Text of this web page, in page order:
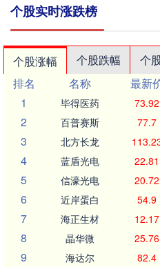
个股实时涨跌榜
个股涨幅 个股跌幅 个
排名
名称 最新
1
毕得医药 73.92
2 百普赛斯 77.7
3 北方长龙
4 蓝盾光电 22.81
5 信濠光电 20.72
6 近岸蛋白 54.9
7 海正生材 12.17
8 晶华微 25.76
9 海达尔 82.4